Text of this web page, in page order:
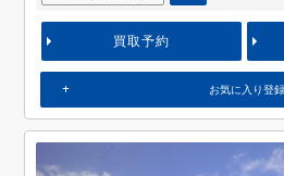
買取予約
お気に入り登録